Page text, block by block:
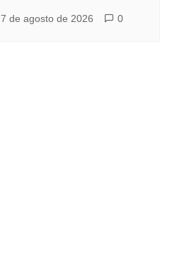
7 de agosto de 2026 0